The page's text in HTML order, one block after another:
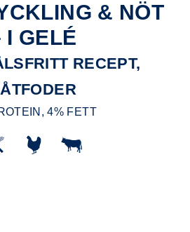
& NÖT
I GELÉ
RECEPT,
4% FETT